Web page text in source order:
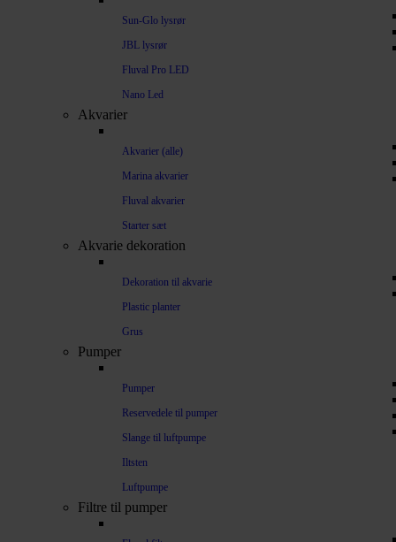
Sun-Glo lysrør
JBL lysrør
Fluval Pro LED
Nano Led
Akvarier
Akvarier (alle)
Marina akvarier
Fluval akvarier
Starter sæt
Akvarie dekoration
Dekoration til akvarie
Plastic planter
Grus
Pumper
Pumper
Reservedele til pumper
Slange til luftpumpe
Iltsten
Luftpumpe
Filtre til pumper